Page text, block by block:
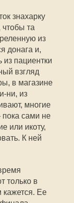
знахарку
та
из
донага и,
пациентки
взгляд
в магазине
ни, из
многие
сами не
или икоту,
К ней
только в
кажется. Ее